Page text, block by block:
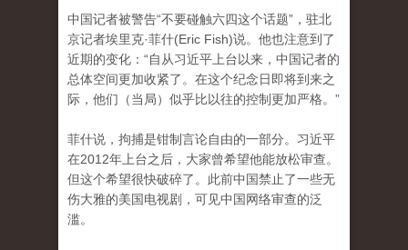
中国记者被警告“不要碰触六四这个话题”，驻北
京记者埃里克·菲什(Eric Fish)说。他也注意到了
近期的变化：“自从习近平上台以来，中国记者的
总体空间更加收紧了。在这个纪念日即将到来之
际，他们（当局）似乎比以往的控制更加严格。”
菲什说，拘捕是钳制言论自由的一部分。习近平
在2012年上台之后，大家曾希望他能放松审查。
但这个希望很快破碎了。此前中国禁止了一些无
伤大雅的美国电视剧，可见中国网络审查的泛
滥。